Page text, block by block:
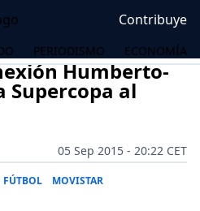
Contribuye
PERIODISMO ECONOMÍA
Humberto-
Supercopa al
05 Sep 2015 - 20:22 CET
FÚTBOL MOVISTAR